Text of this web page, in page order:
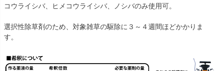
コウライシバ、ヒメコウライシバ、ノシバのみ使用可。
選択性除草剤のため、対象雑草の駆除に３～４週間ほどかかりま
す。